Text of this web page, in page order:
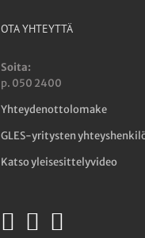
OTA YHTEYTTÄ
Soita:
p. 050 2400
Yhteydenottolomake
GLES-yritysten
Katso yleisesittelyvideo